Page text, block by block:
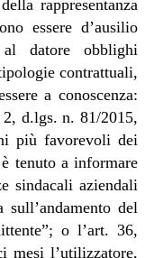
rappresentanza
essere d’ausilio
datore obblighi
contrattuali,
a conoscenza:
d.lgs. n. 81/2015,
più favorevoli dei
tenuto a informare
sindacali aziendali
sull’andamento del
o l’art. 36,
mesi l’utilizzatore,